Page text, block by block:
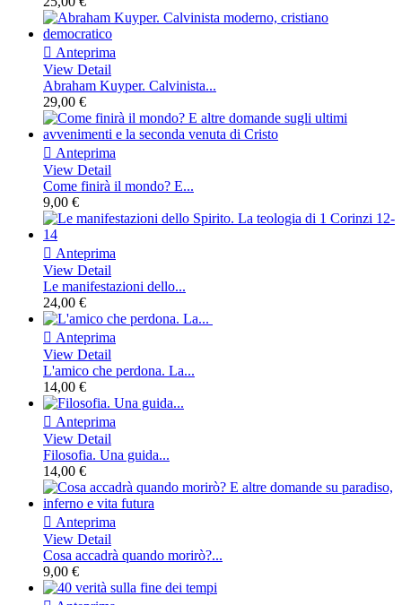
 Anteprima
View Detail
Abraham Kuyper. Calvinista...
29,00 €
 Anteprima
View Detail
Come finirà il mondo? E...
9,00 €
 Anteprima
View Detail
Le manifestazioni dello...
24,00 €
 Anteprima
View Detail
L'amico che perdona. La...
14,00 €
 Anteprima
View Detail
Filosofia. Una guida...
14,00 €
 Anteprima
View Detail
Cosa accadrà quando morirò?...
9,00 €